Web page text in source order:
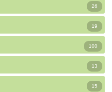
26
19
100
13
15